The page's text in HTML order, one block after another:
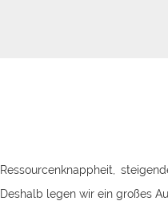
Ressourcenknappheit,
Deshalb legen wir ein großes